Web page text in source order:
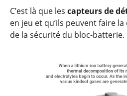
C’est là que les capteurs de
en jeu et qu’ils peuvent faire
de la sécurité du bloc-batterie.